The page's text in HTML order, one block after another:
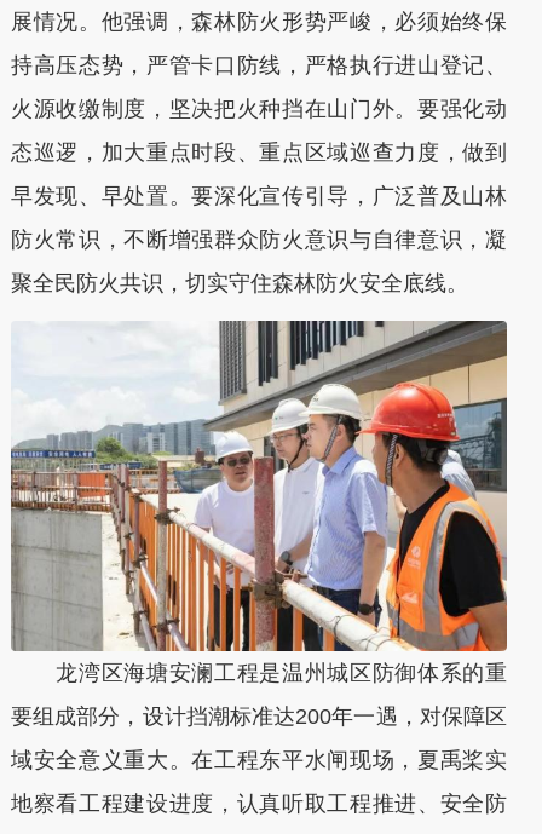
展情况。他强调，森林防火形势严峻，必须始终保
持高压态势，严管卡口防线，严格执行进山登记、
火源收缴制度，坚决把火种挡在山门外。要强化动
态巡逻，加大重点时段、重点区域巡查力度，做到
早发现、早处置。要深化宣传引导，广泛普及山林
防火常识，不断增强群众防火意识与自律意识，凝
聚全民防火共识，切实守住森林防火安全底线。
龙湾区海塘安澜工程是温州城区防御体系的重
要组成部分，设计挡潮标准达200年一遇，对保障区
域安全意义重大。在工程东平水闸现场，夏禹桨实
地察看工程建设进度，认真听取工程推进、安全防